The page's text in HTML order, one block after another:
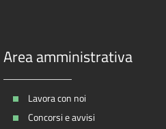
Area amministrativa
Lavora con noi
Concorsi e avvisi